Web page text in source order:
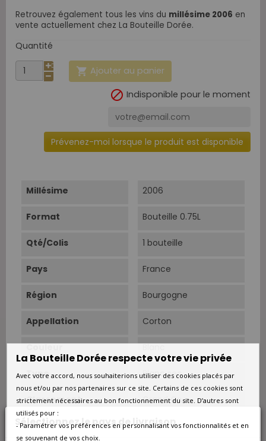
Sélectionnez le pays de livraison
Retrouvez également tous les vins du millésime 2006 en
vente actuellement chez La Bouteille Dorée.
Quantité
 Ajouter au panier
 Indisponible pour le moment
Prévenez-moi lorsque le produit est disponible
Millésime 2006
Format Bouteille 0.75L
Qté/Colis 1 bouteille
Pays France
Région Bourgogne
Appellation Corton
Couleur Blanc
Type Blanc sec
Classement Grand Cru
Sols
Assemblage de 80% de
La Bouteille Dorée respecte votre vie privée
Avec votre accord, nous souhaiterions utiliser des cookies placés par
nous et/ou par nos partenaires sur ce site. Certains de ces cookies sont
strictement nécessaires au bon fonctionnement du site. D’autres sont
utilisés pour :
- Paramétrer vos préférences en personnalisant vos fonctionnalités et en
se souvenant de vos choix.